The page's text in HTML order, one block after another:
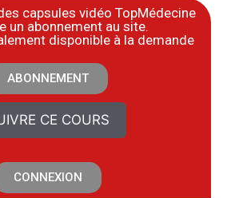
capsules vidéo TopMédecine
un abonnement au site.
disponible à la demande
ABONNEMENT
CE COURS
CONNEXION